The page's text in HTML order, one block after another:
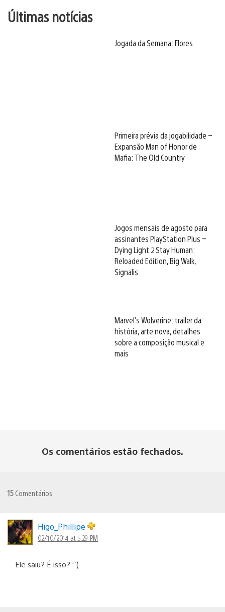
Últimas notícias
Jogada da Semana: Flores
Primeira prévia da jogabilidade –
Expansão Man of Honor de
Mafia: The Old Country
Jogos mensais de agosto para
assinantes PlayStation Plus –
Dying Light 2 Stay Human:
Reloaded Edition, Big Walk,
Signalis
Marvel’s Wolverine: trailer da
história, arte nova, detalhes
sobre a composição musical e
mais
Os comentários estão fechados.
15 Comentários
Higo_Phillipe
02/10/2014 at 5:29 PM
Ele saiu? É isso? :'(